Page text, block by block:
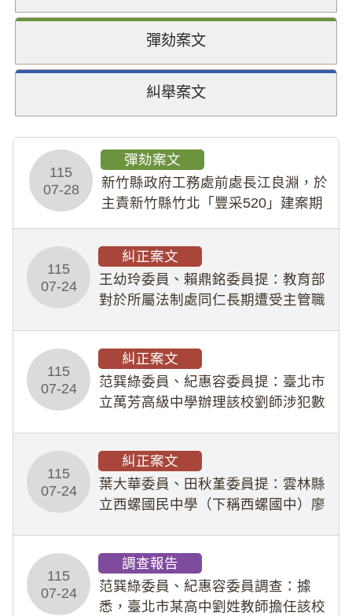
彈劾案文
糾舉案文
115
07-28
彈劾案文
新竹縣政府工務處前處長江良淵，於
主責新竹縣竹北「豐采520」建案期
幣1,483萬餘元，並長期收受建商餽
贈；復罔顧公共安全，圖利默許建商
於停工期間
115
07-24
糾正案文
王幼玲委員、賴鼎銘委員提：教育部
對於所屬法制處同仁長期遭受主管職
人員保障法」及「職業安全衛生法」
所定維護公務人員
115
07-24
糾正案文
范巽綠委員、紀惠容委員提：臺北市
立萬芳高級中學辦理該校劉師涉犯數
業把關與糾錯功能，不僅首份調查報
告漏未審酌師生不
115
07-24
糾正案文
葉大華委員、田秋堇委員提：雲林縣
立西螺國民中學（下稱西螺國中）廖
教羽球隊學生等行為，歷經該校校園
事件處理會議（下
115
07-24
調查報告
范巽綠委員、紀惠容委員調查：據
悉，臺北市某高中劉姓教師擔任該校